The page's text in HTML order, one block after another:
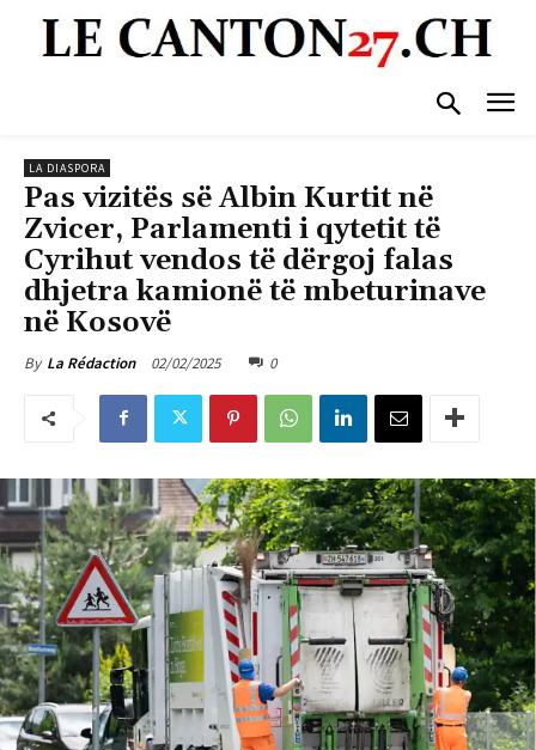
LA DIASPORA
Pas vizitës së Albin Kurtit në
Zvicer, Parlamenti i qytetit të
Cyrihut vendos të dërgoj falas
dhjetra kamionë të mbeturinave
në Kosovë
By La Rédaction 02/02/2025 0